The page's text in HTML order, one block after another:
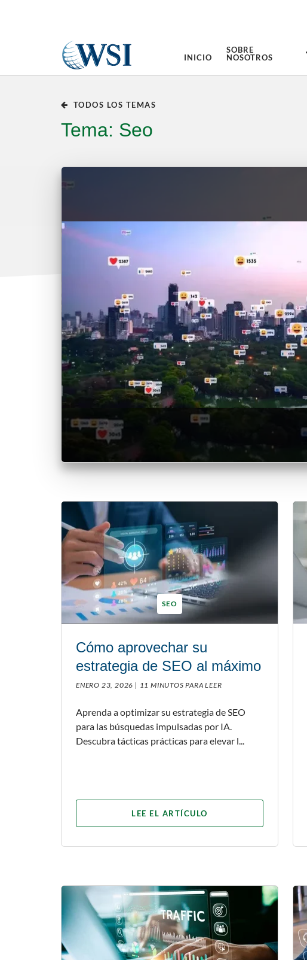
INICIO
SOBRE
NOSOTROS
TODOS LOS TEMAS
Tema: Seo
SEO
Cómo aprovechar su
estrategia de SEO al máximo
ENERO 23, 2026 | 11 MINUTOS PARA LEER
Aprenda a optimizar su estrategia de SEO
para las búsquedas impulsadas por IA.
Descubra tácticas prácticas para elevar l...
LEE EL ARTÍCULO